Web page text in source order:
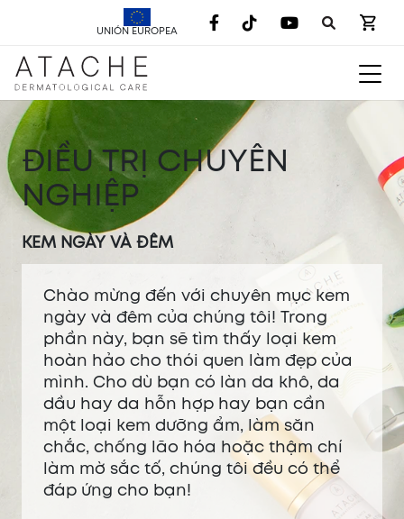
UNIÓN EUROPEA
ĐIỀU TRỊ CHUYÊN
NGHIỆP
KEM NGÀY VÀ ĐÊM
Chào mừng đến với chuyên mục kem
ngày và đêm của chúng tôi! Trong
phần này, bạn sẽ tìm thấy loại kem
hoàn hảo cho thói quen làm đẹp của
mình. Cho dù bạn có làn da khô, da
dầu hay da hỗn hợp hay bạn cần
một loại kem dưỡng ẩm, làm săn
chắc, chống lão hóa hoặc thậm chí
làm mờ sắc tố, chúng tôi đều có thể
đáp ứng cho bạn!